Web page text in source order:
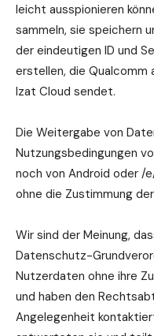
leicht ausspionieren
sammeln, sie speichern
der eindeutigen ID und
erstellen, die Qualcomm
Izat Cloud sendet.
Die Weitergabe von
Nutzungsbedingungen
noch von Android oder /
ohne die Zustimmung
Wir sind der Meinung,
Datenschutz-
Nutzerdaten ohne ihre
und haben den
Angelegenheit